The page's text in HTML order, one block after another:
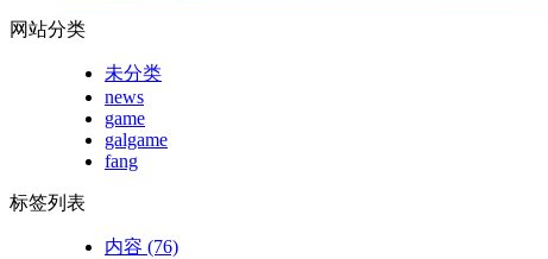
网站分类
未分类
news
game
galgame
fang
标签列表
内容 (76)